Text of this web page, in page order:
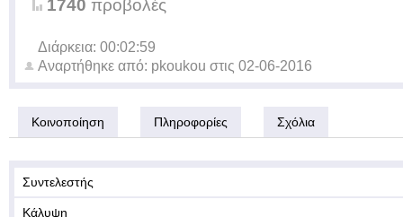
1740 προβολές
Διάρκεια: 00:02:59
Αναρτήθηκε από: pkoukou στις 02-06-2016
Κοινοποίηση Πληροφορίες Σχόλια
Συντελεστής
Κάλυψη